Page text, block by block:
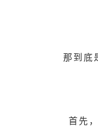
那到底
首先